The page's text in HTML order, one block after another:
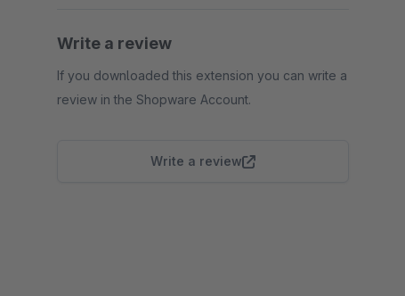
Write a review
If you downloaded this extension you can write a
review in the Shopware Account.
Write a review